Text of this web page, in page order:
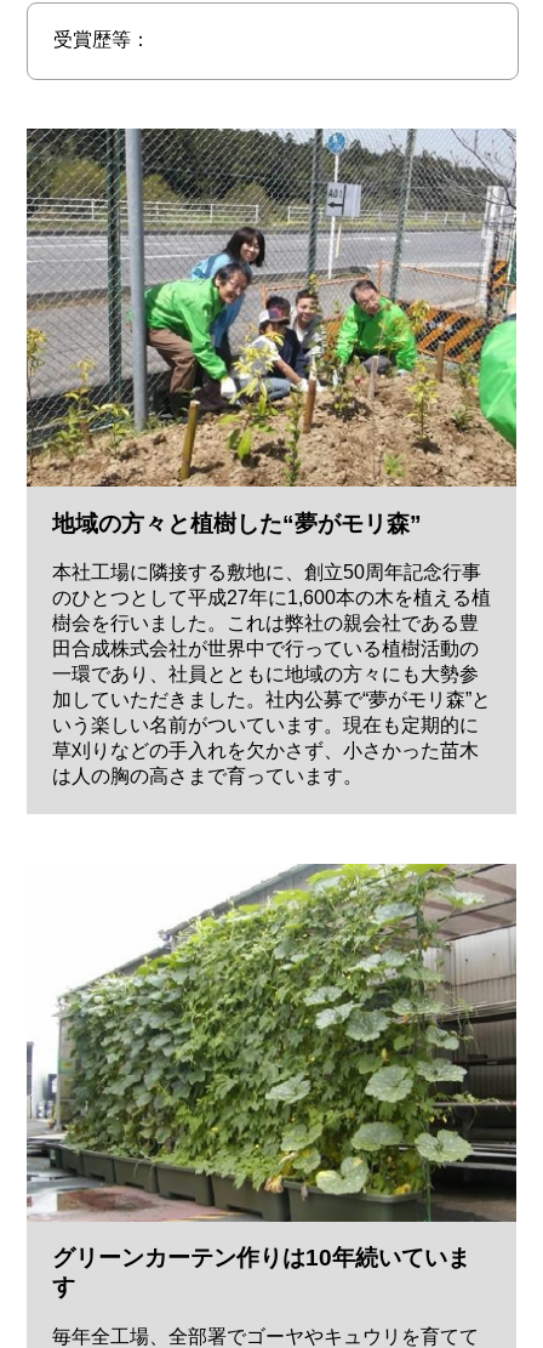
受賞歴等：
地域の方々と植樹した“夢がモリ森”
本社工場に隣接する敷地に、創立50周年記念行事
のひとつとして平成27年に1,600本の木を植える植
樹会を行いました。これは弊社の親会社である豊
田合成株式会社が世界中で行っている植樹活動の
一環であり、社員とともに地域の方々にも大勢参
加していただきました。社内公募で“夢がモリ森”と
いう楽しい名前がついています。現在も定期的に
草刈りなどの手入れを欠かさず、小さかった苗木
は人の胸の高さまで育っています。
グリーンカーテン作りは10年続いていま
す
毎年全工場、全部署でゴーヤやキュウリを育てて